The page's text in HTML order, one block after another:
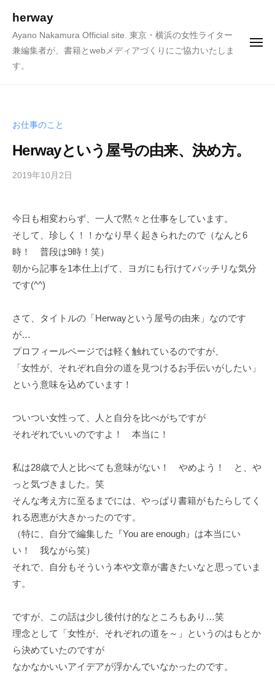
herway
Ayano Nakamura Official site. 東京・横浜の女性ライター
兼編集者が、書籍とwebメディアづくりにご協力いたしま
す。
メ
お仕事のこと
Herwayという屋号の由来、決め方。
2019年10月2日
e
r
w
a
今日も相変わらず、一人で黙々と仕事をしています。
そして、珍しく！！かなり早く起きられたので（なんと6
時！ 普段は9時！笑）
朝から記事を1本仕上げて、ヨガにも行けてバッチリな気分
です(^^)
さて、タイトルの「Herwayという屋号の由来」なのです
が…
プロフィールページでは軽く触れているのですが、
「女性が、それぞれ自分の道を見つけるお手伝いがしたい」
という意味を込めています！
ついつい女性って、人と自分を比べがちですが
それぞれでいいのですよ！ 本当に！
私は28歳で人と比べても意味がない！ やめよう！ と、や
っと気づきました。笑
そんな考え方に至るまでには、やっぱり書籍がもたらしてく
れる恩恵が大きかったのです。
（特に、自分で編集した『You are enough』は本当にい
い！ 我ながら笑）
それで、自分もそういう本や文章が書きたいなと思っていま
す。
ですが、この話は少し後付け的なところもあり…笑
理念として「女性が、それぞれの道を～」というのはもとか
ら決めていたのですが
なかなかいいアイデアが浮かんでいなかったのです。